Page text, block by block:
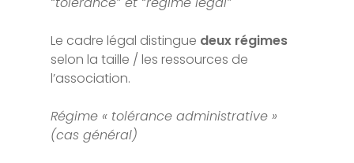
Le cadre légal distingue deux régimes
selon la taille / les ressources de
l’association.
Régime « tolérance administrative »
(cas général)